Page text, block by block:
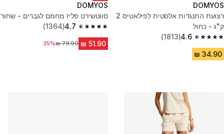
DOMYOS
רצועת התנגדות אלסטית לפילאטיס 2
ק"ג - כחול
4.6
4.6 out of 5 stars from 1813 reviews
(1813)
DOMYOS
סווטשירט פליז מחמם לגברים - שחור
4.7
4.7 out of 5 stars from 1364 reviews
(1364)
מחיר לפני הנחה‏79.90 ₪
35%